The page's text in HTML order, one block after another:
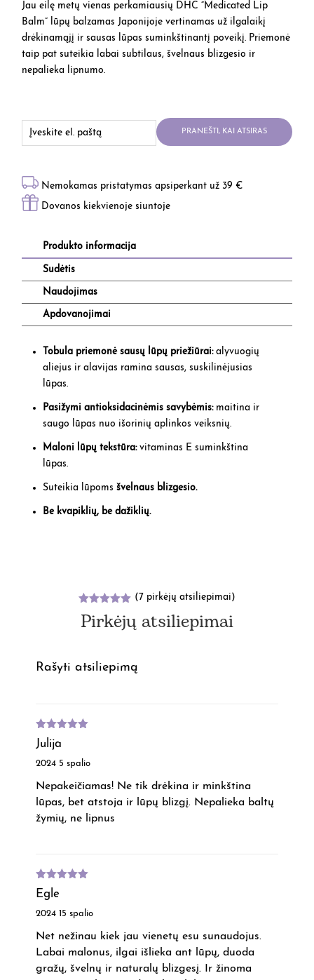
Jau eilę metų vienas perkamiausių DHC “Medicated Lip
Balm” lūpų balzamas Japonijoje vertinamas už ilgalaikį
drėkinamąjį ir sausas lūpas suminkštinantį poveikį. Priemonė
taip pat suteikia labai subtilaus, švelnaus blizgesio ir
nepalieka lipnumo.
PRANEŠTI, KAI ATSIRAS
Nemokamas pristatymas apsiperkant už 39 €
Dovanos kiekvienoje siuntoje
Produkto informacija
Sudėtis
Naudojimas
Apdovanojimai
Tobula priemonė sausų lūpų priežiūrai:alyvuogių
aliejus ir alavijas ramina sausas, suskilinėjusias
lūpas.
Pasižymi antioksidacinėmis savybėmis:maitina ir
saugo lūpas nuo išorinių aplinkos veiksnių.
Maloni lūpų tekstūra:vitaminas E suminkština
lūpas.
Suteikia lūpomsšvelnaus blizgesio.
Be kvapiklių, be dažiklių.
Įvertinimas
:5.00iš 5
(7 pirkėjų atsiliepimai)
Pirkėjų atsiliepimai
Rašyti atsiliepimą
Julija
2024 5 spalio
Įvertinimas
:5iš 5
Nepakeičiamas! Ne tik drėkina ir minkština
lūpas, bet atstoja ir lūpų blizgį. Nepalieka baltų
žymių, ne lipnus
Egle
2024 15 spalio
Įvertinimas
:5iš 5
Net nežinau kiek jau vienetų esu sunaudojus.
Labai malonus, ilgai išlieka ant lūpų, duoda
gražų, švelnų ir naturalų blizgesį. Ir žinoma